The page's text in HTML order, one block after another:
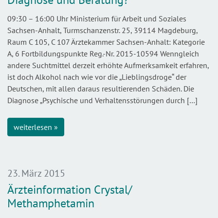
09:30 – 16:00 Uhr Ministerium für Arbeit und Soziales
Sachsen-Anhalt, Turmschanzenstr. 25, 39114 Magdeburg,
Raum C 105, C 107 Ärztekammer Sachsen-Anhalt: Kategorie
A, 6 Fortbildungspunkte Reg.-Nr. 2015-10594 Wenngleich
andere Suchtmittel derzeit erhöhte Aufmerksamkeit erfahren,
ist doch Alkohol nach wie vor die „Lieblingsdroge“ der
Deutschen, mit allen daraus resultierenden Schäden. Die
Diagnose „Psychische und Verhaltensstörungen durch […]
weiterlesen »
23. März 2015
Ärzteinformation Crystal/
Methamphetamin